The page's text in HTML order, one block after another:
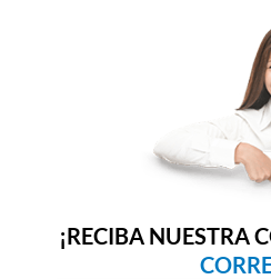
¡RECIBA NUESTRA